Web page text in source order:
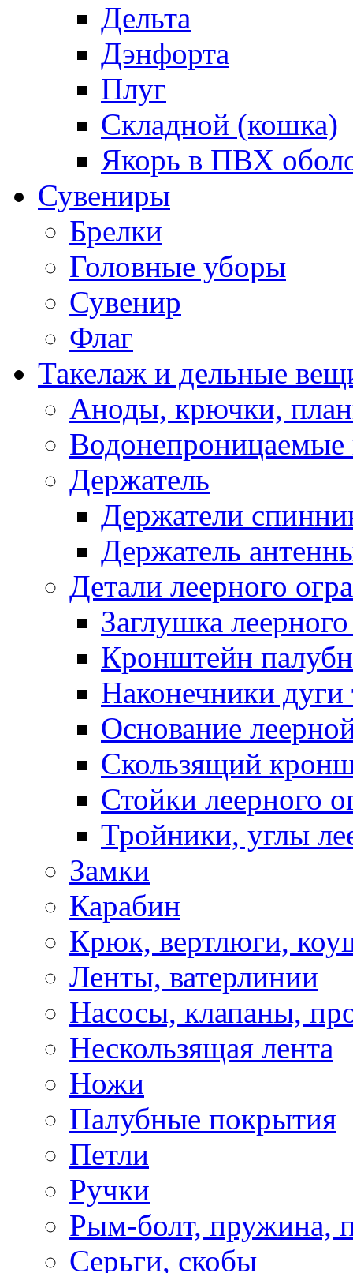
Дельта
Дэнфорта
Плуг
Складной (кошка)
Якорь в ПВХ
Сувениры
Брелки
Головные уборы
Сувенир
Флаг
Такелаж и дельные
Аноды, крючки,
Водонепроницаемые
Держатель
Держатели
Держатель
Детали леерного
Заглушка
Кронштейн
Наконечники дуги
Основание
Скользящий
Стойки леерного
Тройники, углы
Замки
Карабин
Крюк, вертлюги,
Ленты, ватерлинии
Насосы, клапаны,
Нескользящая лента
Ножи
Палубные покрытия
Петли
Ручки
Рым-болт, пружина,
Серьги, скобы